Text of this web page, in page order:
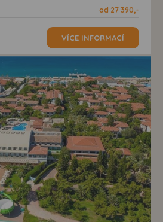
od 27 390,-
VÍCE INFORMACÍ